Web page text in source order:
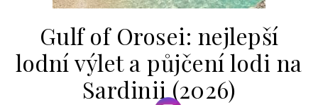
Gulf of Orosei: nejlepší
lodní výlet a půjčení lodi na
Sardinii (2026)